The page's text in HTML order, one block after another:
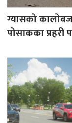
ग्यासको
पोसाकका प्रहरी